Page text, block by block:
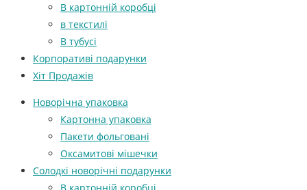
В картонній коробці
в текстилі
В тубусі
Корпоративі подарунки
Хіт Продажів
Новорічна упаковка
Картонна упаковка
Пакети фольговані
Оксамитові мішечки
Солодкі новорічні подарунки